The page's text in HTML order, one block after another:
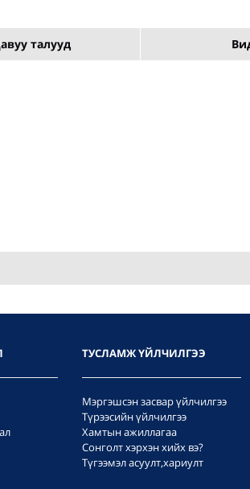
талууд
ТУСЛАМЖ ҮЙЛЧИЛГЭЭ
Мэргэшсэн засвар үйлчилгээ
Түрээсийн үйлчилгээ
Хамтын ажиллагаа
Сонголт хэрхэн хийх вэ?
Түгээмэл асуулт,хариулт